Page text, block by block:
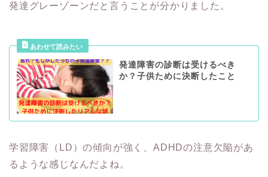
発達グレーゾーンだと言うことが分かりました。
発達障害の診断は受けるべき
か？子供ために決断したこと
学習障害（LD）の傾向が強く、ADHDの注意欠陥があ
るような感じなんだよね。